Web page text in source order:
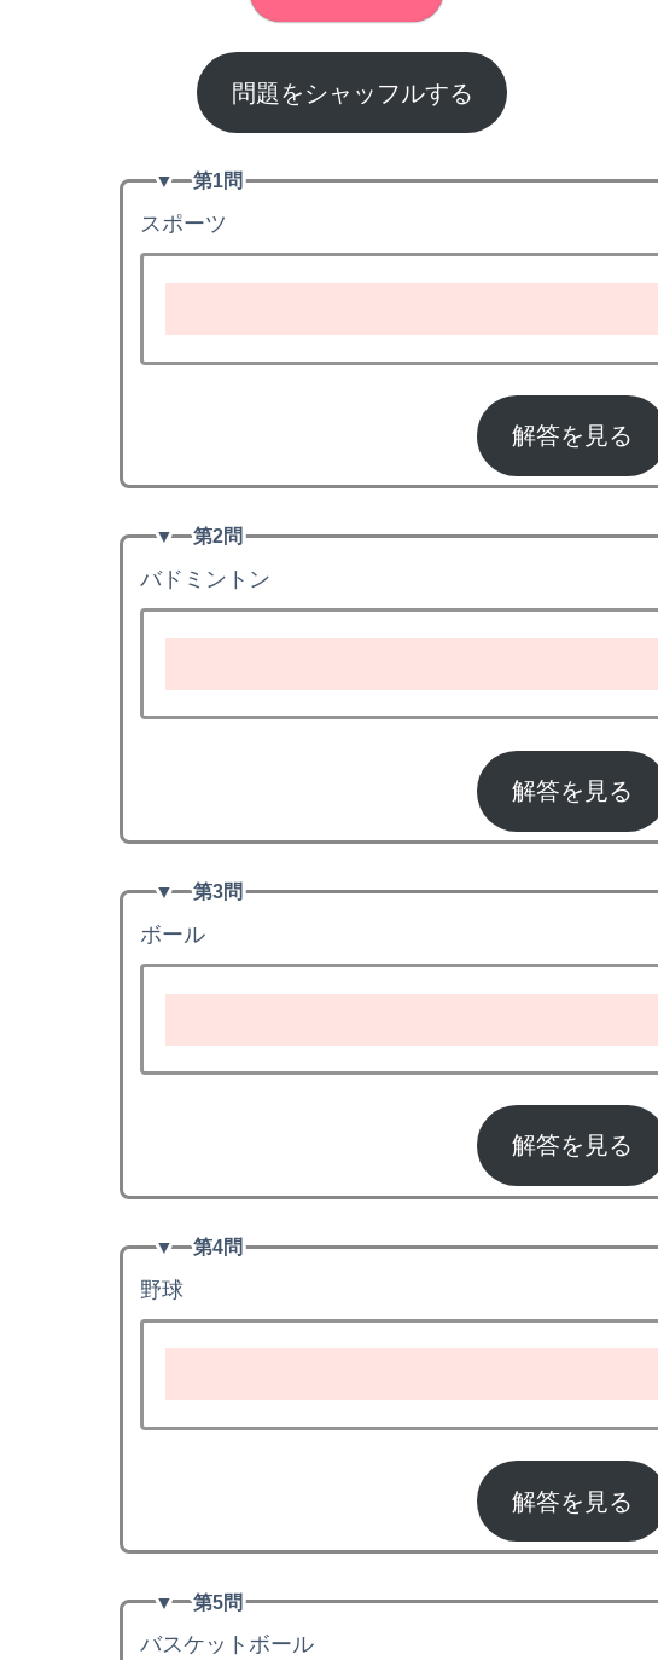
問題をシャッフルする
▼第1問
スポーツ
解答を見る
▼第2問
バドミントン
解答を見る
▼第3問
ボール
解答を見る
▼第4問
野球
解答を見る
▼第5問
バスケットボール